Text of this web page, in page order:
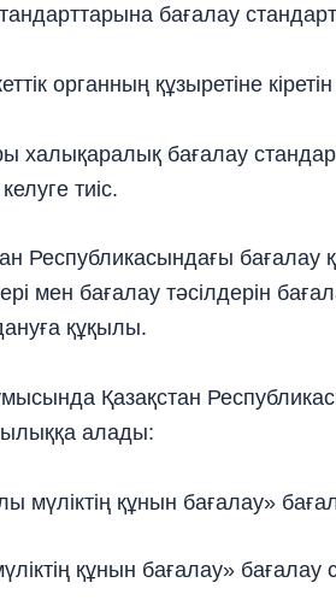
бағалау
органның құзыретіне
халықаралық бағалау
тиіс.
Республикасындағы
мен бағалау тәсілдерін
құқылы.
Қазақстан
алады:
құнын бағалау»
құнын бағалау» бағалау